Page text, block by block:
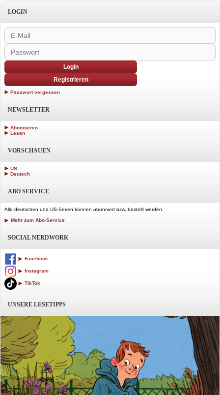
LOGIN
Login
Registrieren
Passwort vergessen
NEWSLETTER
Abonnieren
Lesen
VORSCHAUEN
US
Deutsch
ABO SERVICE
Alle deutschen und US-Serien können abonniert bzw. bestellt werden.
Mehr zum Abo-Service
SOCIAL NERDWORK
Facebook
Instagram
TikTok
UNSERE LESETIPPS